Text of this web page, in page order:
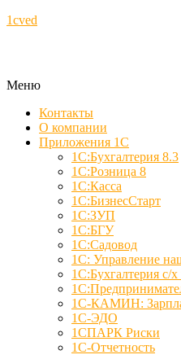
1cved
Меню
Контакты
О компании
Приложения 1С
1С:Бухгалтерия 8.3
1С:Розница 8
1С:Касса
1С:БизнесСтарт
1С:ЗУП
1С:БГУ
1С:Садовод
1С: Управление
1С:Бухгалтерия с/
1С-КАМИН:
1С-ЭДО
1СПАРК Риски
1С-Отчетность